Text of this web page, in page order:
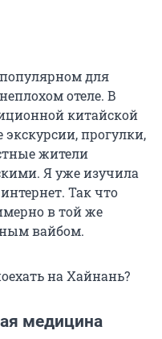
для
отеле. В
китайской
прогулки,
жители
Я уже изучила
Так что
в той же
вайбом.
на Хайнань?
медицина